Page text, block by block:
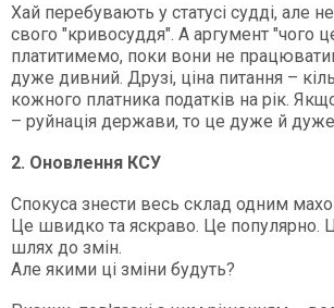
Хай перебувають у статусі судді, але
свого "кривосуддя". А аргумент "чого
платитимемо, поки вони не
дуже дивний. Друзі, ціна питання –
кожного платника податків на рік.
– руйнація держави, то це дуже й
2. Оновлення КСУ
Спокуса знести весь склад одним
Це швидко та яскраво. Це популярно.
шлях до змін.
Але якими ці зміни будуть?